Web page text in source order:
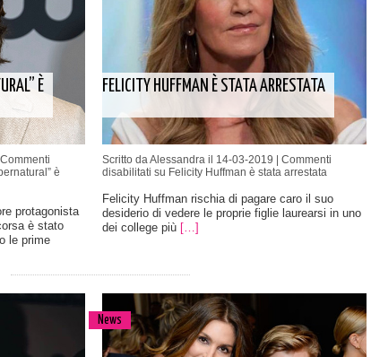
È
Commenti
è
protagonista
è stato
le prime
FELICITY HUFFMAN È STATA ARRESTATA
Scritto da Alessandra il 14-03-2019 | Commenti
disabilitati su Felicity Huffman è stata arrestata
Felicity Huffman rischia di pagare caro il suo
desiderio di vedere le proprie figlie laurearsi in uno
dei college più […]
News